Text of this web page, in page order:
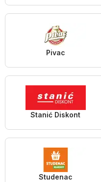
Pivac
Stanić Diskont
Studenac